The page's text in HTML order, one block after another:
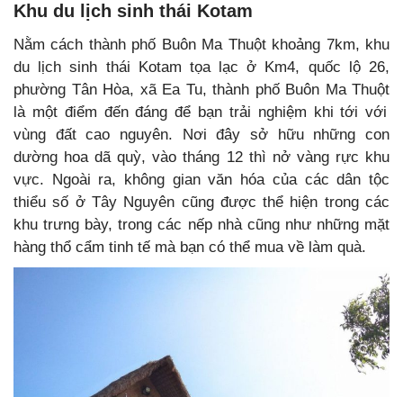
Khu du lịch sinh thái Kotam
Nằm cách thành phố Buôn Ma Thuột khoảng 7km, khu
du lịch sinh thái Kotam tọa lạc ở Km4, quốc lộ 26,
phường Tân Hòa, xã Ea Tu, thành phố Buôn Ma Thuột
là một điểm đến đáng để bạn trải nghiệm khi tới với
vùng đất cao nguyên. Nơi đây sở hữu những con
dường hoa dã quỳ, vào tháng 12 thì nở vàng rực khu
vực. Ngoài ra, không gian văn hóa của các dân tộc
thiểu số ở Tây Nguyên cũng được thể hiện trong các
khu trưng bày, trong các nếp nhà cũng như những mặt
hàng thổ cẩm tinh tế mà bạn có thể mua về làm quà.